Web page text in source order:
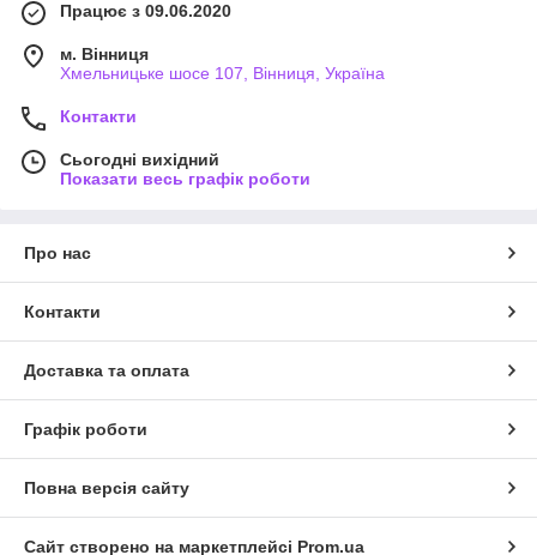
Працює з 09.06.2020
м. Вінниця
Хмельницьке шосе 107, Вінниця, Україна
Контакти
Сьогодні вихідний
Показати весь графік роботи
Про нас
Контакти
Доставка та оплата
Графік роботи
Повна версія сайту
Сайт створено на маркетплейсі Prom.ua